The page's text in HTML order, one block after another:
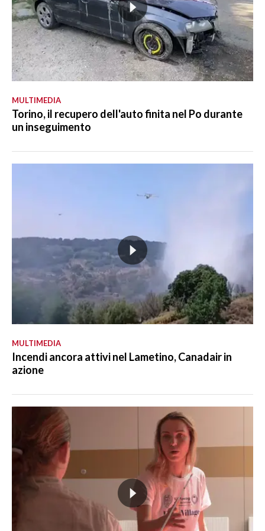
MULTIMEDIA
Torino, il recupero dell'auto finita nel Po durante
un inseguimento
MULTIMEDIA
Incendi ancora attivi nel Lametino, Canadair in
azione